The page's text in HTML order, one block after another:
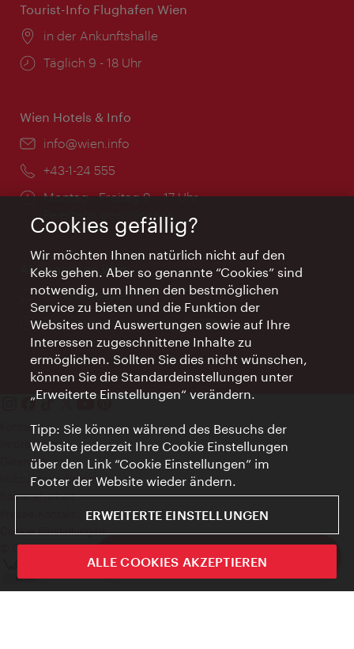
ivie - Die offizielle City Guide App
Tourist-Info Flughafen Wien
Ort:
in der Ankunftshalle
Öffnungszeiten:
Täglich 9 - 18 Uhr
Wien Hotels & Info
Email:
info@wien.info
Telefon:
+43-1-24 555
Öffnungszeiten:
Montag - Freitag 9 – 17 Uhr
Feiertags geschlossen
AI Concierge Wien
Ort:
concierge.wien.info
Öffnungszeiten:
Informationen rund um die Uhr
Kontakt
Impressum
Datenschutz
Nutzungsbedingungen
Barrierefreiheit
Cookie Einstellungen
© Copyright WienTourismus
Cookies gefällig?
Wir möchten Ihnen natürlich nicht auf den
Keks gehen. Aber so genannte “Cookies” sind
notwendig, um Ihnen den bestmöglichen
Service zu bieten und die Funktion der
Websites und Auswertungen sowie auf Ihre
Interessen zugeschnittene Inhalte zu
ermöglichen. Sollten Sie dies nicht wünschen,
können Sie die Standardeinstellungen unter
„Erweiterte Einstellungen“ verändern.
Tipp: Sie können während des Besuchs der
Website jederzeit Ihre Cookie Einstellungen
über den Link “Cookie Einstellungen” im
Footer der Website wieder ändern.
ERWEITERTE EINSTELLUNGEN
ALLE COOKIES AKZEPTIEREN